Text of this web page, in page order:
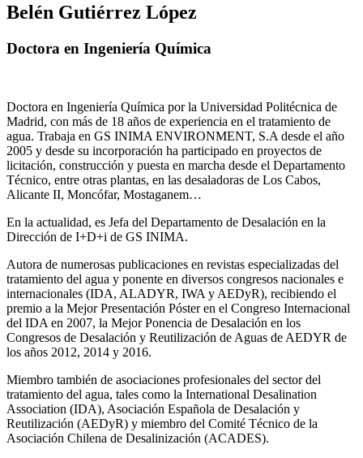
Belén Gutiérrez López
Doctora en Ingeniería Química
Doctora en Ingeniería Química por la Universidad Politécnica de
Madrid, con más de 18 años de experiencia en el tratamiento de
agua. Trabaja en GS INIMA ENVIRONMENT, S.A desde el año
2005 y desde su incorporación ha participado en proyectos de
licitación, construcción y puesta en marcha desde el Departamento
Técnico, entre otras plantas, en las desaladoras de Los Cabos,
Alicante II, Moncófar, Mostaganem…
En la actualidad, es Jefa del Departamento de Desalación en la
Dirección de I+D+i de GS INIMA.
Autora de numerosas publicaciones en revistas especializadas del
tratamiento del agua y ponente en diversos congresos nacionales e
internacionales (IDA, ALADYR, IWA y AEDyR), recibiendo el
premio a la Mejor Presentación Póster en el Congreso Internacional
del IDA en 2007, la Mejor Ponencia de Desalación en los
Congresos de Desalación y Reutilización de Aguas de AEDYR de
los años 2012, 2014 y 2016.
Miembro también de asociaciones profesionales del sector del
tratamiento del agua, tales como la International Desalination
Association (IDA), Asociación Española de Desalación y
Reutilización (AEDyR) y miembro del Comité Técnico de la
Asociación Chilena de Desalinización (ACADES).